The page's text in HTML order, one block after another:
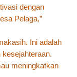
dengan
Pelaga,”
Ini adalah
meningkatkan